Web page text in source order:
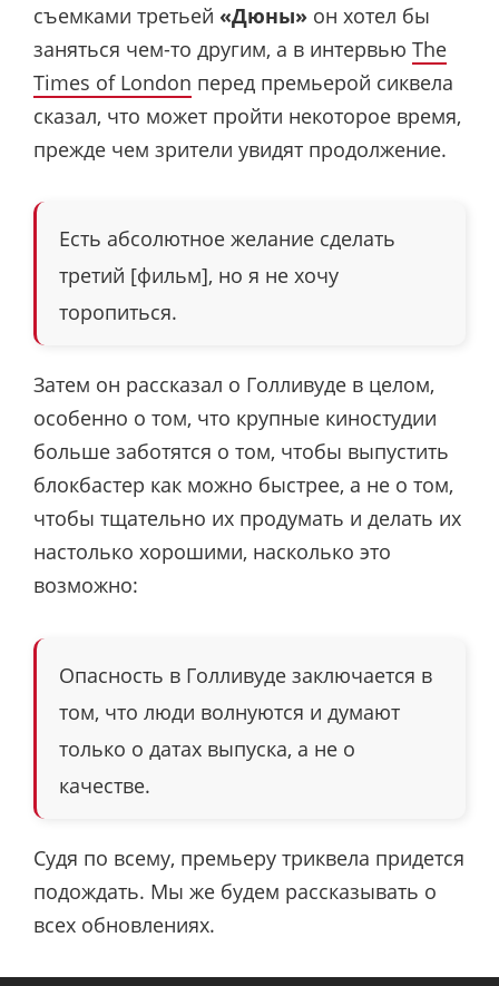
съемками третьей «Дюны» он хотел бы
заняться чем-то другим, а в интервью The
Times of London перед премьерой сиквела
сказал, что может пройти некоторое время,
прежде чем зрители увидят продолжение.
Есть абсолютное желание сделать
третий [фильм], но я не хочу
торопиться.
Затем он рассказал о Голливуде в целом,
особенно о том, что крупные киностудии
больше заботятся о том, чтобы выпустить
блокбастер как можно быстрее, а не о том,
чтобы тщательно их продумать и делать их
настолько хорошими, насколько это
возможно:
Опасность в Голливуде заключается в
том, что люди волнуются и думают
только о датах выпуска, а не о
качестве.
Судя по всему, премьеру триквела придется
подождать. Мы же будем рассказывать о
всех обновлениях.